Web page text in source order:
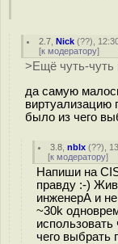
2.7 ,Nick (??),
[к модератору]
>Ещё чуть-чуть
да самую
виртуализацию
было из чего
3.8 ,nblx (??),
[к модератору]
Напиши на
правду :-)
инженерА и
~30k
чего выбрать